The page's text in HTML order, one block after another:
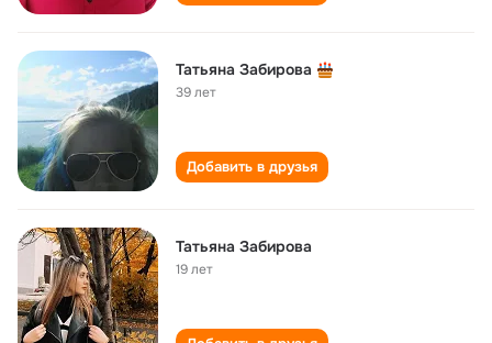
Татьяна Забирова
39 лет
Добавить в друзья
Татьяна Забирова
19 лет